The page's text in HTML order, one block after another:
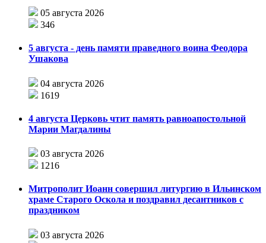
05 августа 2026
346
5 августа - день памяти праведного воина Феодора
Ушакова
04 августа 2026
1619
4 августа Церковь чтит память равноапостольной
Марии Магдалины
03 августа 2026
1216
Митрополит Иоанн совершил литургию в Ильинском
храме Старого Оскола и поздравил десантников с
праздником
03 августа 2026